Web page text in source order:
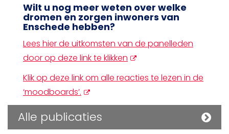
Wilt u nog meer weten over welke
dromen en zorgen inwoners van
Enschede hebben?
Lees hier de uitkomsten van de panelleden
door op deze link te klikken opent
nieuw
Klik op deze link om alle reacties te lezen in de
‘moodboards’. opent
nieuw
scherm
Alle publicaties